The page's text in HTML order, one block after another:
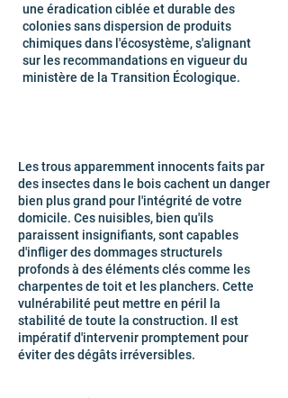
une éradication ciblée et durable des
colonies sans dispersion de produits
chimiques dans l'écosystème, s'alignant
sur les recommandations en vigueur du
ministère de la Transition Écologique.
Les trous apparemment innocents faits par
des insectes dans le bois cachent un danger
bien plus grand pour l'intégrité de votre
domicile. Ces nuisibles, bien qu'ils
paraissent insignifiants, sont capables
d'infliger des dommages structurels
profonds à des éléments clés comme les
charpentes de toit et les planchers. Cette
vulnérabilité peut mettre en péril la
stabilité de toute la construction. Il est
impératif d'intervenir promptement pour
éviter des dégâts irréversibles.